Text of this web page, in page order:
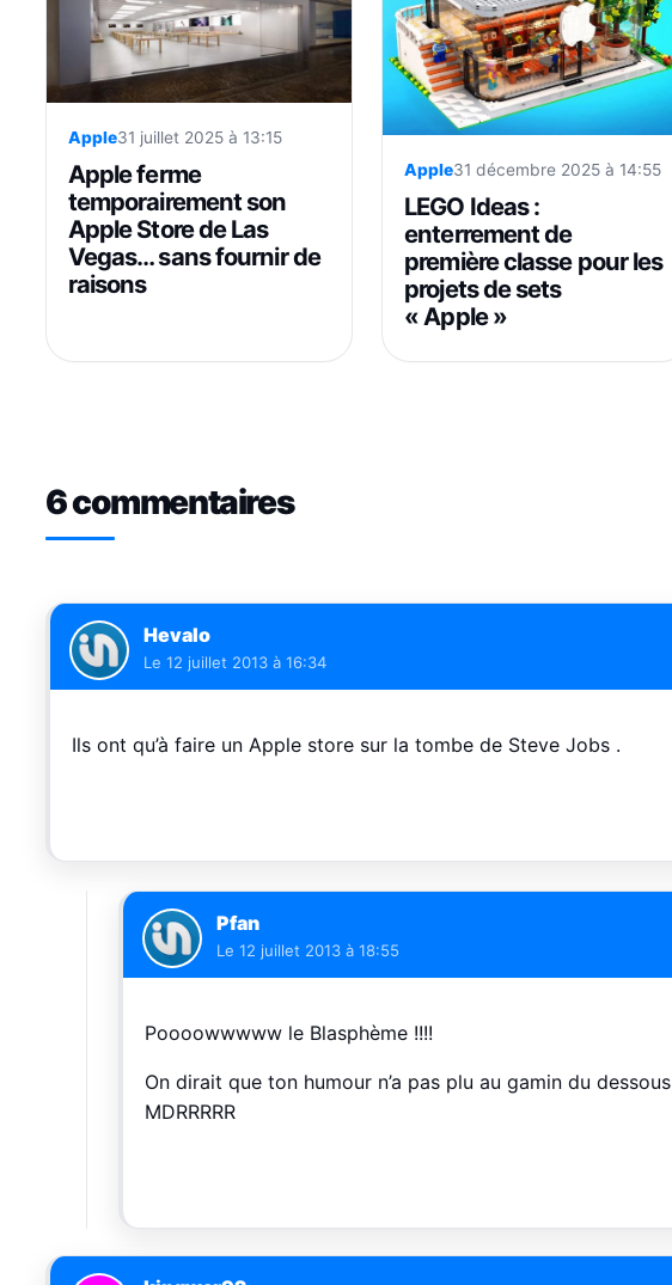
Apple31 juillet 2025 à 13:15
Apple ferme
temporairement son
Apple Store de Las
Vegas… sans fournir de
raisons
Apple31 décembre 2025 à 14:55
LEGO Ideas :
enterrement de
première classe pour les
projets de sets
« Apple »
6 commentaires
Hevalo
Le 12 juillet 2013 à 16:34
Ils ont qu’à faire un Apple store sur la tombe de Steve Jobs .
Pfan
Le 12 juillet 2013 à 18:55
Poooowwwww le Blasphème !!!!
On dirait que ton humour n’a pas plu au gamin du dessous
MDRRRRR